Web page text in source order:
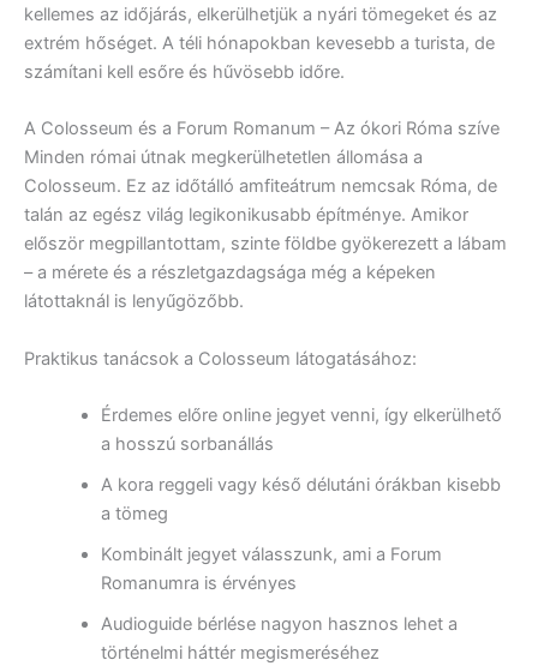
kellemes az időjárás, elkerülhetjük a nyári tömegeket és az
extrém hőséget. A téli hónapokban kevesebb a turista, de
számítani kell esőre és hűvösebb időre.
A Colosseum és a Forum Romanum – Az ókori Róma szíve
Minden római útnak megkerülhetetlen állomása a
Colosseum. Ez az időtálló amfiteátrum nemcsak Róma, de
talán az egész világ legikonikusabb építménye. Amikor
először megpillantottam, szinte földbe gyökerezett a lábam
– a mérete és a részletgazdagsága még a képeken
látottaknál is lenyűgözőbb.
Praktikus tanácsok a Colosseum látogatásához:
Érdemes előre online jegyet venni, így elkerülhető
a hosszú sorbanállás
A kora reggeli vagy késő délutáni órákban kisebb
a tömeg
Kombinált jegyet válasszunk, ami a Forum
Romanumra is érvényes
Audioguide bérlése nagyon hasznos lehet a
történelmi háttér megismeréséhez